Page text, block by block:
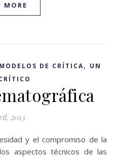
MORE
MODELOS DE CRÍTICA, UN
2013
aspectos técnicos de las